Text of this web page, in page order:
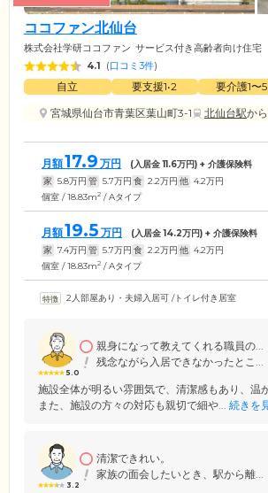
ココファン北仙台
株式会社学研ココファン サービス付き高齢者向け住宅
4.1 (口コミ3件)
自立 要支援1•2 要介護1〜5
宮城県仙台市青葉区葉山町3-1
北仙台駅か
月額17.9 万円 (入居金11.6万円) + 介護保険料
家 5.8万円 管 5.7万円 食 2.2万円 他 4.2万円
個室 / 18.83m2 / Aタイプ
月額19.5 万円 (入居金14.2万円) + 介護保険料
家 7.4万円 管 5.7万円 食 2.2万円 他 4.2万円
個室 / 18.83m2 / Aタイプ
2人部屋あり・夫婦入居可 /トイレ付き居室
5.0
親身になって教えてくれる職員の...
残念ながら入居できなかったとこ...
施設全体が明るい雰囲気で、清潔感もあり、温
また、施設の方々の対応も親切で細や... 続きを
3.2
清潔できれい。
家族の面会したいとき、駅から離...